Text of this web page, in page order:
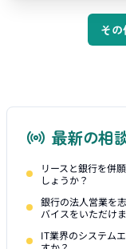
そ
最新の相
リースと銀行を併
しょうか？
銀行の法人営業を
バイスをいただけ
IT業界のシステム